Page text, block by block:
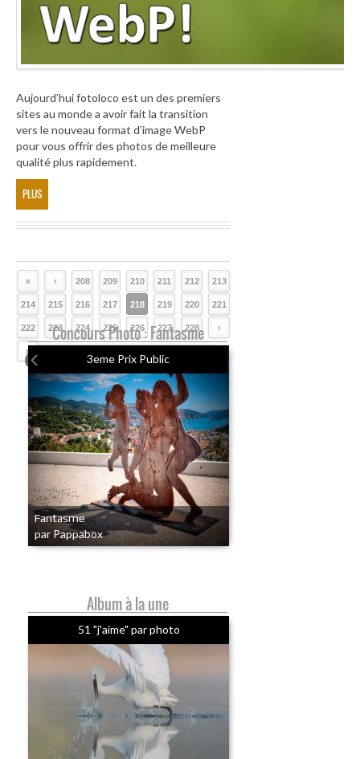
Aujourd’hui fotoloco est un des premiers
sites au monde a avoir fait la transition
vers le nouveau format d’image WebP
pour vous offrir des photos de meilleure
qualité plus rapidement.
PLUS
« ‹ 208 209 210 211 212 213
214 215 216 217 218 219 220 221
222 223 224 225 226 227 228 ›
»
Concours Photo : Fantasme
3eme Prix Public
Fantasme
par Pappabox
Album à la une
51 "j'aime" par photo